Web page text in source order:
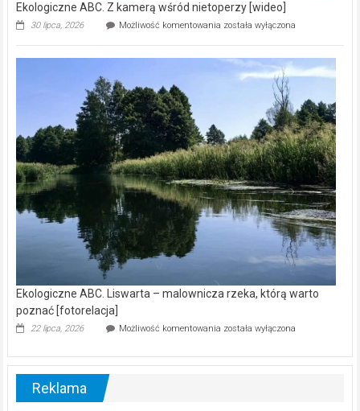
Ekologiczne ABC. Z kamerą wśród nietoperzy [wideo]
30 lipca, 2026 Możliwość komentowania Ekologiczne
kamerą
wśród
została wyłączona
Ekologiczne ABC. Liswarta – malownicza rzeka, którą warto
poznać [fotorelacja]
22 lipca, 2026 Możliwość komentowania Ekologiczne
–
została wyłączona
Reklama